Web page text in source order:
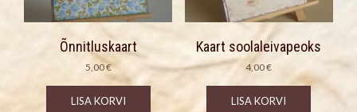
Õnnitluskaart
5,00€
LISA KORVI
Kaart soolaleivapeoks
4,00€
LISA KORVI